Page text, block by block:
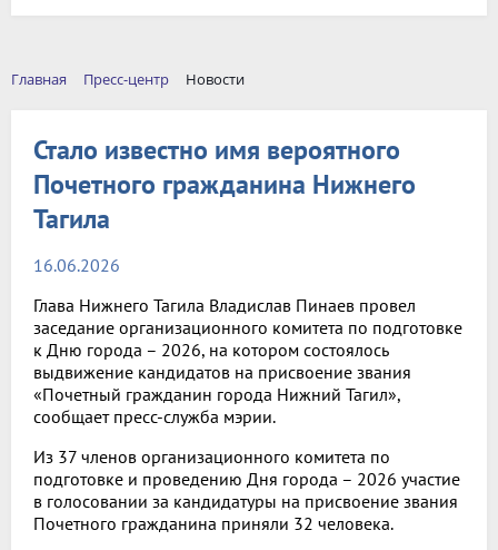
Главная Пресс-центр Новости
Стало известно имя вероятного
Почетного гражданина Нижнего
Тагила
16.06.2026
Глава Нижнего Тагила Владислав Пинаев провел
заседание организационного комитета по подготовке
к Дню города – 2026, на котором состоялось
выдвижение кандидатов на присвоение звания
«Почетный гражданин города Нижний Тагил»,
сообщает пресс-служба мэрии.
Из 37 членов организационного комитета по
подготовке и проведению Дня города – 2026 участие
в голосовании за кандидатуры на присвоение звания
Почетного гражданина приняли 32 человека.